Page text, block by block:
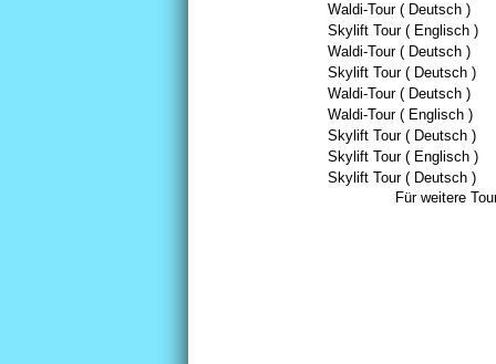
Waldi-Tour ( Deutsch )
Skylift Tour ( Englisch )
Waldi-Tour ( Deutsch )
Skylift Tour ( Deutsch )
Waldi-Tour ( Deutsch )
Waldi-Tour ( Englisch )
Skylift Tour ( Deutsch )
Skylift Tour ( Englisch )
Skylift Tour ( Deutsch )
Für weitere